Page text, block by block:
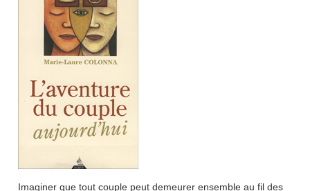
Imaginer que tout couple peut demeurer ensemble au fil des